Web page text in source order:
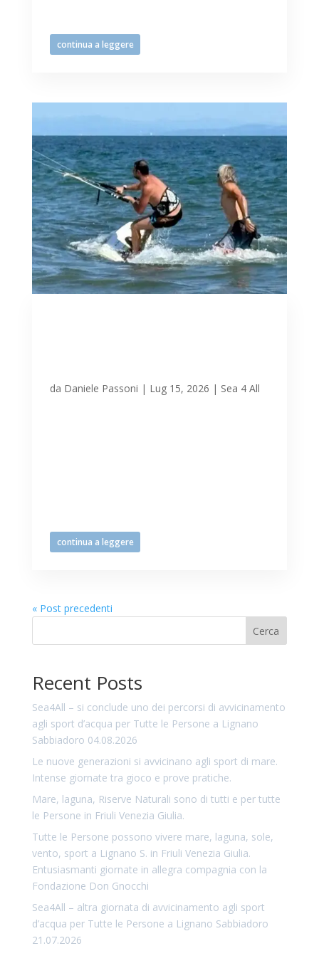
continua a leggere
da Daniele Passoni | Lug 15, 2026 | Sea 4 All
continua a leggere
« Post precedenti
Cerca
Recent Posts
Sea4All – si conclude uno dei percorsi di avvicinamento
agli sport d’acqua per Tutte le Persone a Lignano
Sabbiadoro 04.08.2026
Le nuove generazioni si avvicinano agli sport di mare.
Intense giornate tra gioco e prove pratiche.
Mare, laguna, Riserve Naturali sono di tutti e per tutte
le Persone in Friuli Venezia Giulia.
Tutte le Persone possono vivere mare, laguna, sole,
vento, sport a Lignano S. in Friuli Venezia Giulia.
Entusiasmanti giornate in allegra compagnia con la
Fondazione Don Gnocchi
Sea4All – altra giornata di avvicinamento agli sport
d’acqua per Tutte le Persone a Lignano Sabbiadoro
21.07.2026